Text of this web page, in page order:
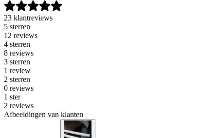
23 klantreviews
5 sterren
12 reviews
4 sterren
8 reviews
3 sterren
1 review
2 sterren
0 reviews
1 ster
2 reviews
Afbeeldingen van klanten